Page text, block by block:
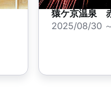
猿ケ京温泉
2025/08/30